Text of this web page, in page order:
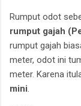
Rumput odot
rumput gajah
rumput gajah
meter, odot ini
meter. Karena
mini.